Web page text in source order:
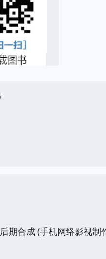
期合成 (手机网络影视制